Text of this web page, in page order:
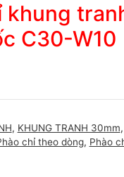
khung
C30-W10
, KHUNG TRANH 30mm,
chỉ theo dòng, Phào